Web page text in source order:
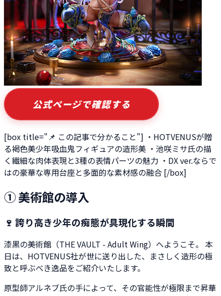
公式ページで確認する
[box title="📌 この記事で分かること"] ・HOTVENUSが贈
る褐色美少年吸血鬼フィギュアの造形美 ・池咲ミサ氏の描
く繊細な肉体表現と3種の表情パーツの魅力 ・DX ver.ならで
はの豪華な専用台座と多面的な素材感の融合 [/box]
① 美術館の導入
🍷 誇り高き少年の痴態が具現化する瞬間
漆黒の美術館（THE VAULT - Adult Wing）へようこそ。 本
日は、HOTVENUS社が世に送り出した、まさしく造形の極
致と呼ぶべき逸品をご紹介いたします。
原型師アルネブ氏の手によって、その官能性が極限まで昇華